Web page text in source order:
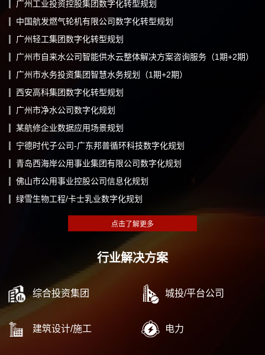
广州工业投资控股集团数字化转型规划
中国航发燃气轮机有限公司数字化转型规划
广州轻工集团数字化转型规划
广州市自来水公司智能供水云整体解决方案咨询服务（1期+2期）
广州市水务投资集团智慧水务规划（1期+2期）
西安高科集团数字化转型规划
广州市净水公司数字化规划
某航修企业数据应用场景规划
宁德时代子公司-广东邦普循环科技数字化规划
青岛西海岸公用事业集团有限公司数字化规划
佛山市公用事业控股公司信息化规划
绿雪生物工程/卡士乳业数字化规划
行业解决方案
综合投资集团 城投/平台公司
建筑设计/施工 电力